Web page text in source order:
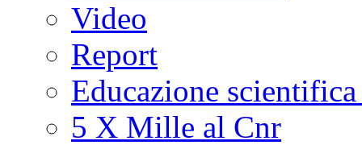
Video
Report
Educazione
5 X Mille al Cnr